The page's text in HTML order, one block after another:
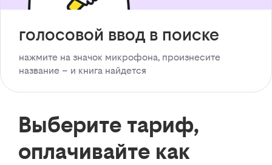
голосовой ввод в поиске
нажмите на значок микрофона, произнесите
название – и книга найдется
Выберите тариф,
оплачивайте как